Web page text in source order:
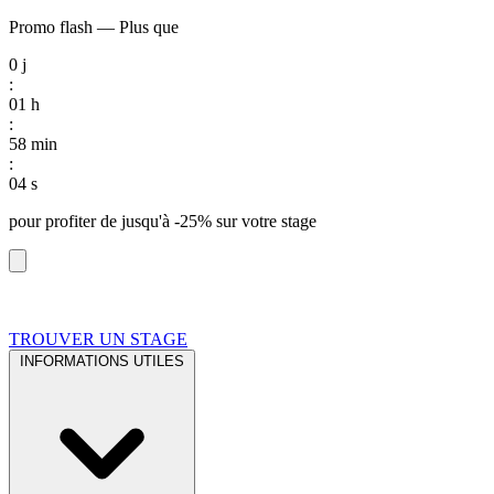
Promo flash — Plus que
0 j
:
01 h
:
58 min
:
03 s
pour profiter de jusqu'à -25% sur votre stage
TROUVER UN STAGE
INFORMATIONS UTILES